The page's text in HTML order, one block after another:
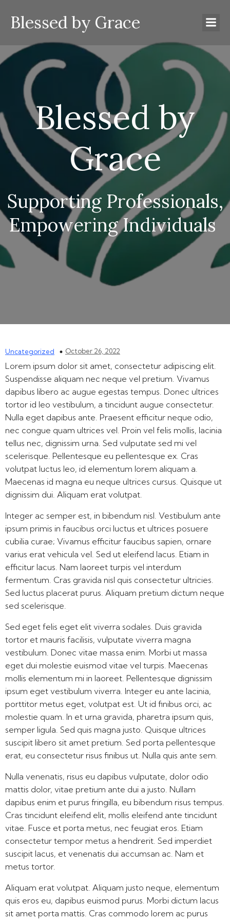
Blessed by Grace
Blessed by
Grace
Supporting Professionals,
Empowering Individuals
Uncategorized October 26, 2022
Lorem ipsum dolor sit amet, consectetur adipiscing elit.
Suspendisse aliquam nec neque vel pretium. Vivamus
dapibus libero ac augue egestas tempus. Donec ultrices
tortor id leo vestibulum, a tincidunt augue consectetur.
Nulla eget dapibus ante. Praesent efficitur neque odio,
nec congue quam ultrices vel. Proin vel felis mollis, lacinia
tellus nec, dignissim urna. Sed vulputate sed mi vel
scelerisque. Pellentesque eu pellentesque ex. Cras
volutpat luctus leo, id elementum lorem aliquam a.
Maecenas id magna eu neque ultrices cursus. Quisque ut
dignissim dui. Aliquam erat volutpat.
Integer ac semper est, in bibendum nisl. Vestibulum ante
ipsum primis in faucibus orci luctus et ultrices posuere
cubilia curae; Vivamus efficitur faucibus sapien, ornare
varius erat vehicula vel. Sed ut eleifend lacus. Etiam in
efficitur lacus. Nam laoreet turpis vel interdum
fermentum. Cras gravida nisl quis consectetur ultricies.
Sed luctus placerat purus. Aliquam pretium dictum neque
sed scelerisque.
Sed eget felis eget elit viverra sodales. Duis gravida
tortor et mauris facilisis, vulputate viverra magna
vestibulum. Donec vitae massa enim. Morbi ut massa
eget dui molestie euismod vitae vel turpis. Maecenas
mollis elementum mi in laoreet. Pellentesque dignissim
ipsum eget vestibulum viverra. Integer eu ante lacinia,
porttitor metus eget, volutpat est. Ut id finibus orci, ac
molestie quam. In et urna gravida, pharetra ipsum quis,
semper ligula. Sed quis magna justo. Quisque ultrices
suscipit libero sit amet pretium. Sed porta pellentesque
erat, eu consectetur risus finibus ut. Nulla quis ante sem.
Nulla venenatis, risus eu dapibus vulputate, dolor odio
mattis dolor, vitae pretium ante dui a justo. Nullam
dapibus enim et purus fringilla, eu bibendum risus tempus.
Cras tincidunt eleifend elit, mollis eleifend ante tincidunt
vitae. Fusce et porta metus, nec feugiat eros. Etiam
consectetur tempor metus a hendrerit. Sed imperdiet
suscipit lacus, et venenatis dui accumsan ac. Nam et
metus tortor.
Aliquam erat volutpat. Aliquam justo neque, elementum
quis eros eu, dapibus euismod purus. Morbi dictum lacus
sit amet porta mattis. Cras commodo lorem ac purus